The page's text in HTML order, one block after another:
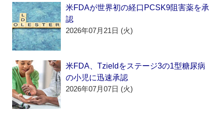
米FDAが世界初の経口PCSK9阻害薬を承
認
2026年07月21日 (火)
米FDA、Tzieldをステージ3の1型糖尿病
の小児に迅速承認
2026年07月07日 (火)